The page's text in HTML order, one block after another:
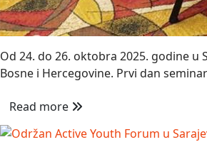
Od 24. do 26. oktobra 2025. godine
Bosne i Hercegovine. Prvi dan
Read more